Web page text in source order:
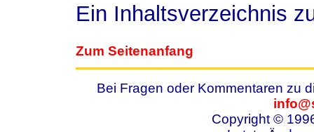
Ein Inhaltsverzeichnis
Zum Seitenanfang
Bei Fragen oder Kommentaren zu
Copyright ©